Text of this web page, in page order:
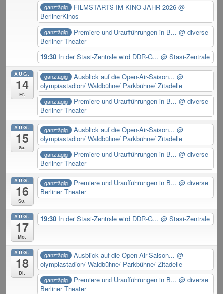
ganztägig FILMSTARTS IM KINO-JAHR 2026 @
BerlinerKinos
ganztägig Premiere und Uraufführungen in B... @ diverse
Berliner Theater
19:30 In der Stasi-Zentrale wird DDR-G...@ Stasi-Zentrale
AUG.
14
Fr.
ganztägig Ausblick auf die Open-Air-Saison... @
olympiastadion/ Waldbühne/ Parkbühne/ Zitadelle
ganztägig Premiere und Uraufführungen in B... @ diverse
Berliner Theater
AUG.
15
Sa.
ganztägig Ausblick auf die Open-Air-Saison... @
olympiastadion/ Waldbühne/ Parkbühne/ Zitadelle
ganztägig Premiere und Uraufführungen in B... @ diverse
Berliner Theater
AUG.
16
So.
ganztägig Premiere und Uraufführungen in B... @ diverse
Berliner Theater
AUG.
17
Mo.
19:30 In der Stasi-Zentrale wird DDR-G...@ Stasi-Zentrale
AUG.
18
Di.
ganztägig Ausblick auf die Open-Air-Saison... @
olympiastadion/ Waldbühne/ Parkbühne/ Zitadelle
ganztägig Premiere und Uraufführungen in B... @ diverse
Berliner Theater